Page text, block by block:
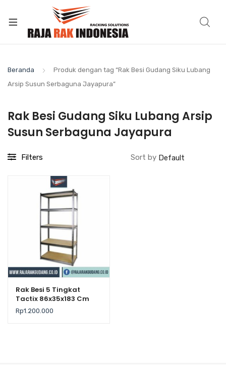
Beranda
Produk dengan tag “Rak Besi Gudang Siku Lubang
Arsip Susun Serbaguna Jayapura”
Rak Besi Gudang Siku Lubang Arsip
Susun Serbaguna Jayapura
Filters Sort by
Rak Besi 5 Tingkat
Tactix 86x35x183 Cm
Rp1.200.000